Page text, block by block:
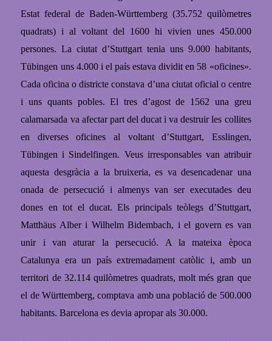
Estat federal de Baden-Württemberg (35.752 quilòmetres
quadrats) ial voltant del 1600 hi vivien unes 450.000
persones.La ciutat d’Stuttgart tenia uns 9.000 habitants,
Tübingen uns 4.000 i el país estava dividit en 58 «oficines».
Cada oficina o districte constava d’una ciutat oficial o centre
i uns quants pobles.El tres d’agost de 1562 una greu
calamarsada va afectar part del ducat i va destruir les collites
en diverses oficines al voltant d’Stuttgart, Esslingen,
Tübingen i Sindelfingen. Veus irresponsables van atribuir
aquesta desgràcia a la bruixeria, es va desencadenar una
onada de persecució i almenys van ser executades deu
dones en tot el ducat. Els principals teòlegs d’Stuttgart,
Matthäus Alber i Wilhelm Bidembach, i el govern es van
unir i van aturar la persecució. A la mateixa època
Catalunya era un país extremadament catòlic i, amb un
territori de 32.114 quilòmetres quadrats, molt més gran que
el de Württemberg, comptava amb una població de 500.000
habitants. Barcelona es devia apropar als 30.000.